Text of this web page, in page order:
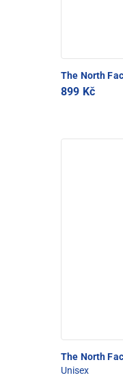
The North
899 Kč
The North
Unisex